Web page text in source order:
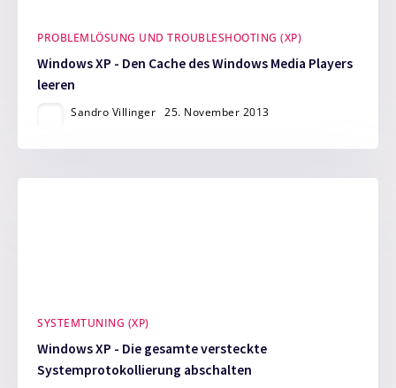
PROBLEMLÖSUNG UND TROUBLESHOOTING (XP)
Windows XP - Den Cache des Windows Media Players
leeren
Sandro Villinger 25. November 2013
SYSTEMTUNING (XP)
Windows XP - Die gesamte versteckte
Systemprotokollierung abschalten